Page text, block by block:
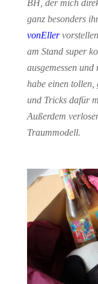
BH, der mich
ganz besonders
vonEller
am Stand super
ausgemessen
habe einen tollen,
und Tricks dafür
Außerdem
Traummodell.